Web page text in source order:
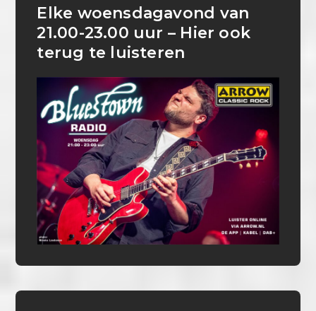
Elke woensdagavond van
21.00-23.00 uur – Hier ook
terug te luisteren